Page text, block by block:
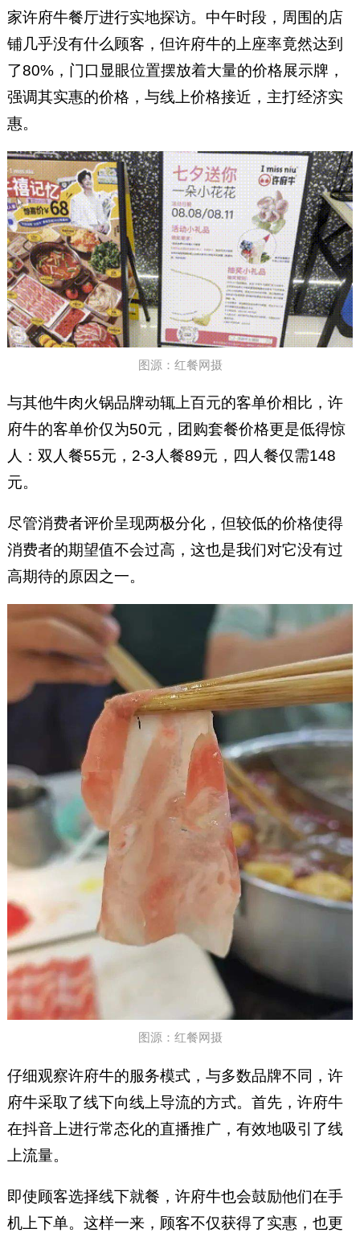
家许府牛餐厅进行实地探访。中午时段，周围的店
铺几乎没有什么顾客，但许府牛的上座率竟然达到
了80%，门口显眼位置摆放着大量的价格展示牌，
强调其实惠的价格，与线上价格接近，主打经济实
惠。
图源：红餐网摄
与其他牛肉火锅品牌动辄上百元的客单价相比，许
府牛的客单价仅为50元，团购套餐价格更是低得惊
人：双人餐55元，2-3人餐89元，四人餐仅需148
元。
尽管消费者评价呈现两极分化，但较低的价格使得
消费者的期望值不会过高，这也是我们对它没有过
高期待的原因之一。
图源：红餐网摄
仔细观察许府牛的服务模式，与多数品牌不同，许
府牛采取了线下向线上导流的方式。首先，许府牛
在抖音上进行常态化的直播推广，有效地吸引了线
上流量。
即使顾客选择线下就餐，许府牛也会鼓励他们在手
机上下单。这样一来，顾客不仅获得了实惠，也更